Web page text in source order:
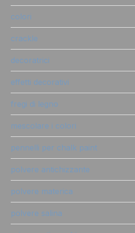
colori
crackle
decoratrici
effetti decorativi
fregi di legno
mescolare i colori
pennelli per chalk paint
polvere antichizzante
polvere materica
polvere salina